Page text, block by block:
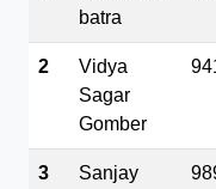
batra
2
Vidya
Sagar
Gomber
3
Sanjay